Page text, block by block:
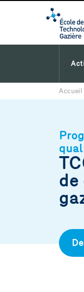
Accueil
de